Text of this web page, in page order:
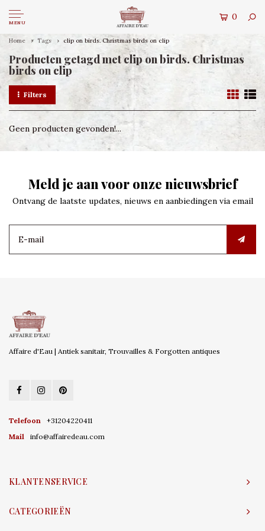
MENU
0
Home Tags clip on birds. Christmas birds on clip
Producten getagd met clip on birds. Christmas
birds on clip
Filters
Geen producten gevonden!...
Meld je aan voor onze nieuwsbrief
Ontvang de laatste updates, nieuws en aanbiedingen via email
Affaire d'Eau | Antiek sanitair, Trouvailles & Forgotten antiques
Telefoon
+31204220411
Mail
info@affairedeau.com
KLANTENSERVICE
CATEGORIEËN